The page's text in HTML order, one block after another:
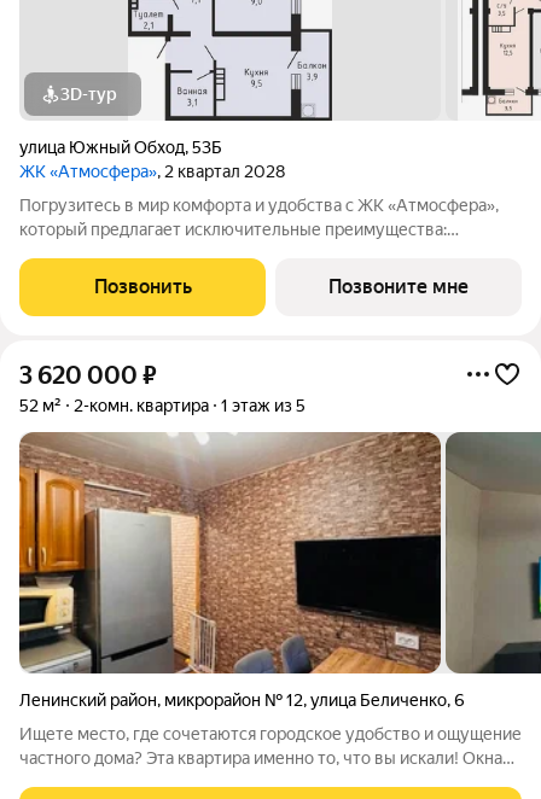
3D-тур
улица Южный Обход,53Б
ЖК «Атмосфера», 2 квартал 2028
Погрузитесь в мир комфорта и удобства с ЖК «Атмосфера»,
который предлагает исключительные преимущества:
для вашей семьи в уютной атмосфере. Индивидуальное
отопление и тёплый пол: Настройте
Позвонить Позвоните мне
3 620 000 ₽
52 м² 2-комн. квартира 1 этаж из 5
Ленинский район, микрорайон № 12,улица Беличенко,6
Ищете место, где сочетаются городское удобство и ощущение
частного дома? Эта квартира именно то, что вы искали! Окна